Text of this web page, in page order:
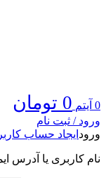
0 آیتم 0 تومان
ورود / ثبت نام
ورود ایجاد حساب
نام کاربری یا آدرس